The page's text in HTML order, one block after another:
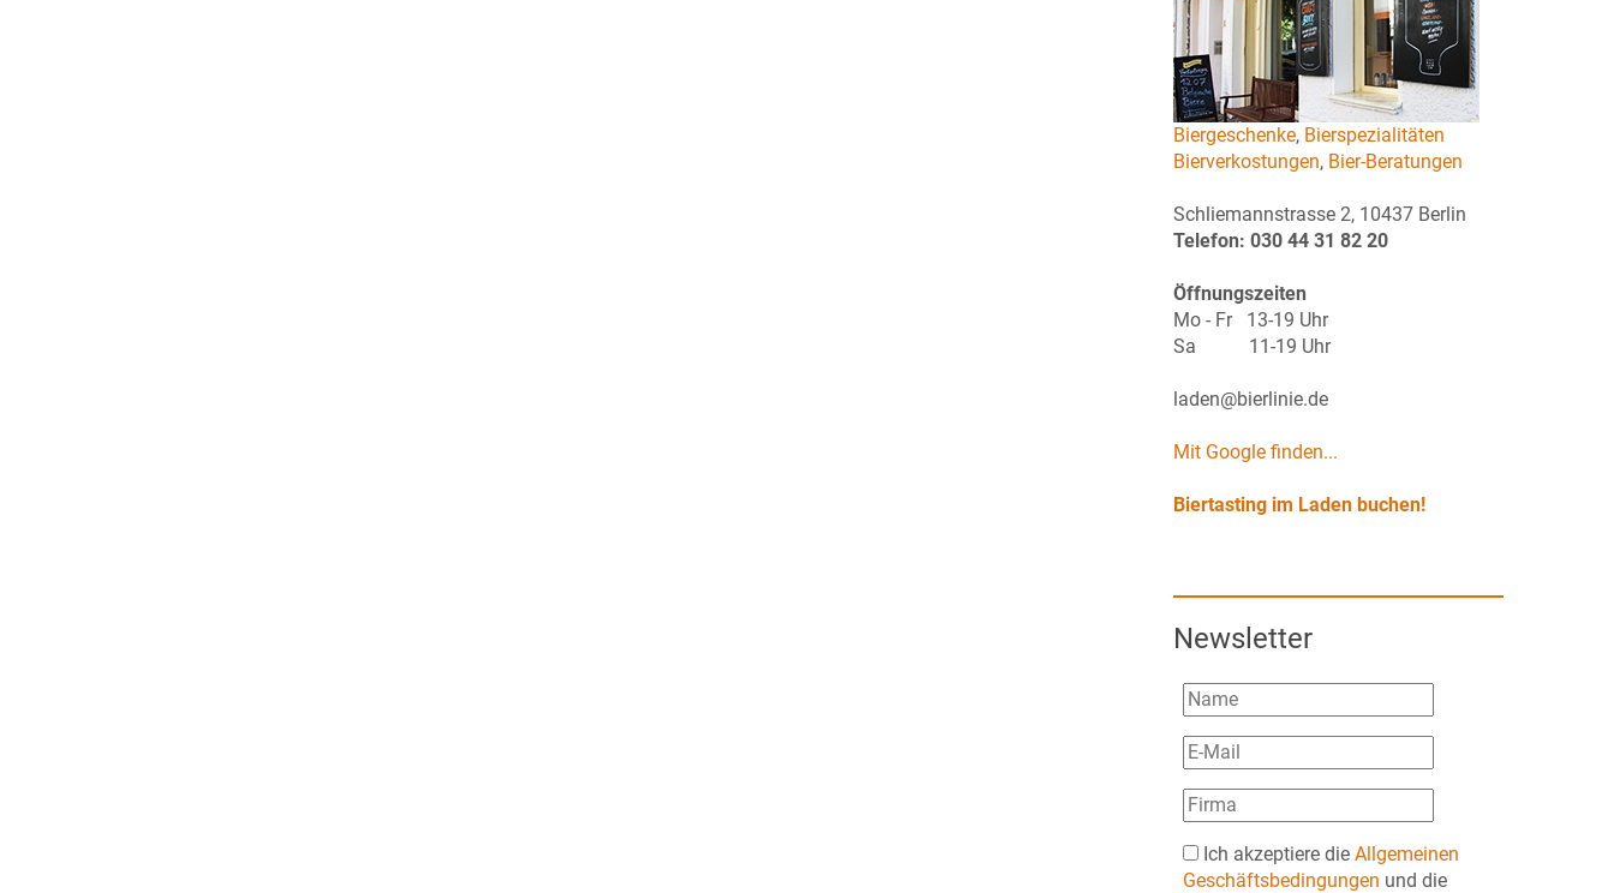
Biergeschenke, Bierspezialitäten
Bierverkostungen, Bier-Beratungen
Schliemannstrasse 2, 10437 Berlin
Telefon: 030 44 31 82 20
Öffnungszeiten
Mo - Fr 13-19 Uhr
Sa 11-19 Uhr
laden@bierlinie.de
Mit Google finden...
Biertasting im Laden buchen!
Newsletter
Ich akzeptiere die Allgemeinen
Geschäftsbedingungen und die